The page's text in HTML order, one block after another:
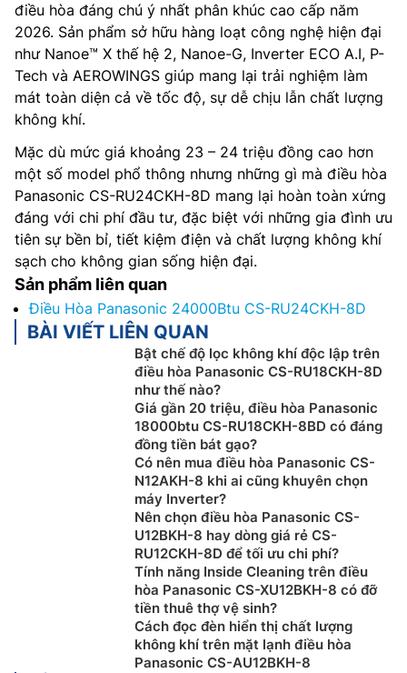
điều hòa đáng chú ý nhất phân khúc cao cấp năm
2026. Sản phẩm sở hữu hàng loạt công nghệ hiện đại
như Nanoe™ X thế hệ 2, Nanoe-G, Inverter ECO A.I, P-
Tech và AEROWINGS giúp mang lại trải nghiệm làm
mát toàn diện cả về tốc độ, sự dễ chịu lẫn chất lượng
không khí.
Mặc dù mức giá khoảng 23 – 24 triệu đồng cao hơn
một số model phổ thông nhưng những gì mà điều hòa
Panasonic CS-RU24CKH-8D mang lại hoàn toàn xứng
đáng với chi phí đầu tư, đặc biệt với những gia đình ưu
tiên sự bền bỉ, tiết kiệm điện và chất lượng không khí
sạch cho không gian sống hiện đại.
Sản phẩm liên quan
Điều Hòa Panasonic 24000Btu CS-RU24CKH-8D
BÀI VIẾT LIÊN QUAN
Bật chế độ lọc không khí độc lập trên
điều hòa Panasonic CS-RU18CKH-8D
như thế nào?
Giá gần 20 triệu, điều hòa Panasonic
18000btu CS-RU18CKH-8BD có đáng
đồng tiền bát gạo?
Có nên mua điều hòa Panasonic CS-
N12AKH-8 khi ai cũng khuyên chọn
máy Inverter?
Nên chọn điều hòa Panasonic CS-
U12BKH-8 hay dòng giá rẻ CS-
RU12CKH-8D để tối ưu chi phí?
Tính năng Inside Cleaning trên điều
hòa Panasonic CS-XU12BKH-8 có đỡ
tiền thuê thợ vệ sinh?
Cách đọc đèn hiển thị chất lượng
không khí trên mặt lạnh điều hòa
Panasonic CS-AU12BKH-8